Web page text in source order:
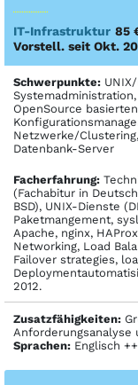
IT-Infrastruktur 85
Vorstell. seit Okt.
Schwerpunkte:
OpenSource
Netzwerke/
Datenbank-Server
Facher­fahrung:
(Fachabitur in
BSD), UNIX-Dienste
Paketmangement,
Apache, nginx,
Networking, Load
Failover strategies,
2012.
Zusatzfähigkeiten:
Sprachen: Englisch